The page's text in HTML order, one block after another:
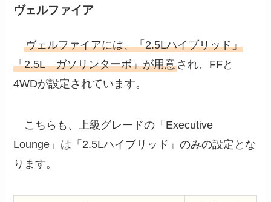
ヴェルファイア
ヴェルファイアには、「2.5Lハイブリッド」
「2.5L ガソリンターボ」が用意され、FFと
4WDが設定されています。
こちらも、上級グレードの「Executive
Lounge」は「2.5Lハイブリッド」のみの設定とな
ります。